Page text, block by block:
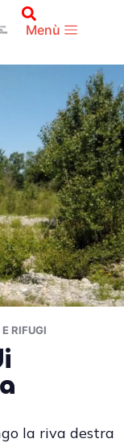
Menù
RIFUGI
la riva destra